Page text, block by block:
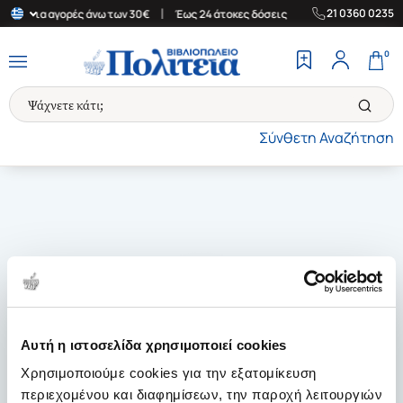
Αυτή η ιστοσελίδα χρησιμοποιεί cookies
Χρησιμοποιούμε cookies για την εξατομίκευση
περιεχομένου και διαφημίσεων, την παροχή λειτουργιών
για αγορές άνω των 30€ Έως 24 άτοκες δόσεις | Δωρεάν
21 0360 0235
Σύνθετη Αναζήτηση
0